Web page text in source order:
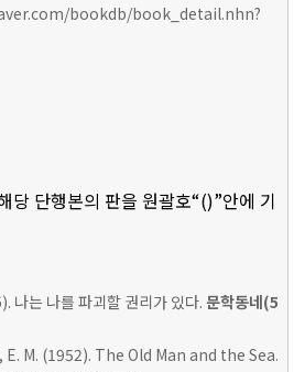
bookdb/book_detail.nhn?
당 단행본의 판을 원괄호“()”안에 기
나는 나를 파괴할 권리가 있다. 문학동네(5
M. (1952). The Old Man and the Sea.